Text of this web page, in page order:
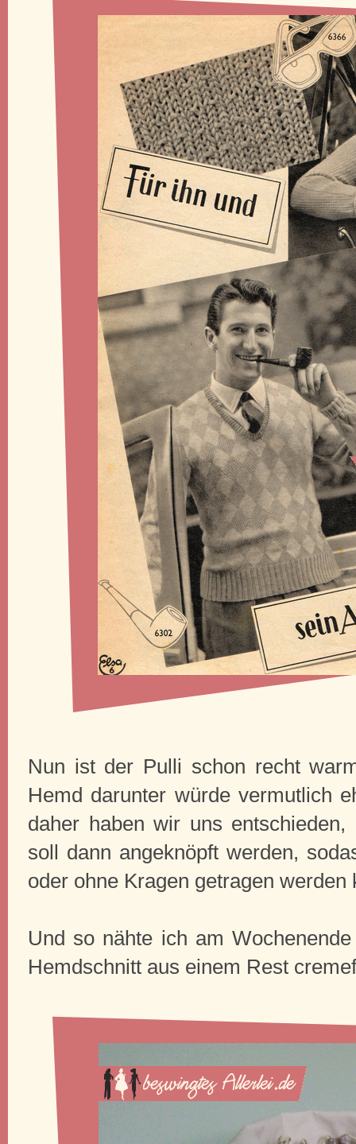
Nun ist der Pulli schon recht
Hemd darunter würde vermutlich
daher haben wir uns
soll dann angeknöpft werden,
oder ohne Kragen getragen werden
Und so nähte ich am
Hemdschnitt aus einem Rest